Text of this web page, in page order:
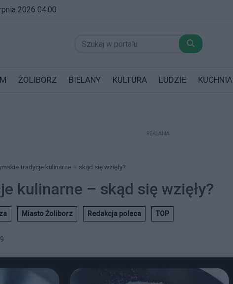
2026 04:00
ŻOLIBORZ BIELANY KULTURA LUDZIE KUCHNIA
REKLAMA
tradycje kulinarne – skąd się wzięły?
kulinarne – skąd się wzięły?
Miasto Żoliborz Redakcja poleca TOP